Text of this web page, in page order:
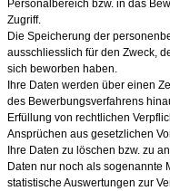
Personalbereich bzw. in das
Zugriff.
Die Speicherung der
ausschliesslich für den Zweck,
sich beworben haben.
Ihre Daten werden über einen
des Bewerbungsverfahrens
Erfüllung von rechtlichen
Ansprüchen aus gesetzlichen
Ihre Daten zu löschen bzw. zu
Daten nur noch als sogenannte
statistische Auswertungen zur